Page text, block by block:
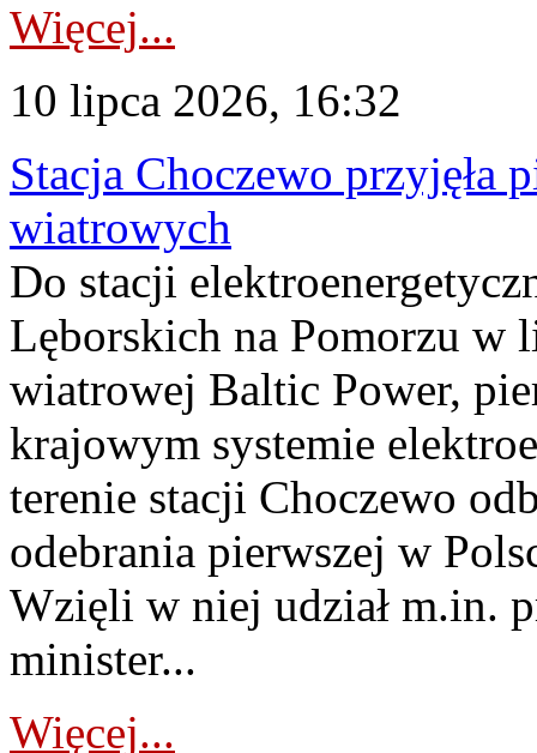
Więcej...
10 lipca 2026, 16:32
Stacja Choczewo przyjęła
wiatrowych
Do stacji
Lęborskich na Pomorzu w
wiatrowej Baltic Power,
krajowym systemie
terenie stacji Choczewo
odebrania pierwszej w
Wzięli w niej udział m.in.
minister...
Więcej...